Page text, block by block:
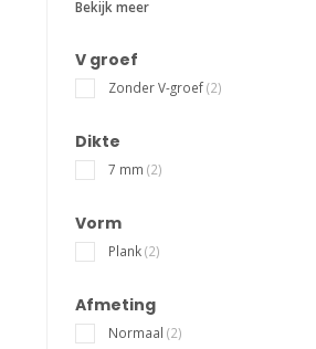
Bekijk meer
V groef
Zonder V-groef(2)
Dikte
7 mm (2)
Vorm
Plank(2)
Afmeting
Normaal (2)